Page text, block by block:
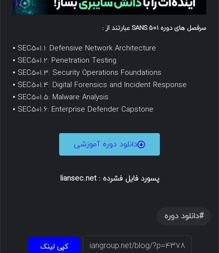
سرفصل های دوره SANS 501 عبارتند از :
• SEC501.1: Defensive Network Architecture
• SEC501.2: Penetration Testing
• SEC501.3: Security Operations Foundations
• SEC501.4: Digital Forensics and Incident Response
• SEC501.5: Malware Analysis
• SEC501.6: Enterprise Defender Capstone
دانلود دوره آموزشی
پسورد فایل فشرده : liansec.net
دانلود دوره
کپی لینک